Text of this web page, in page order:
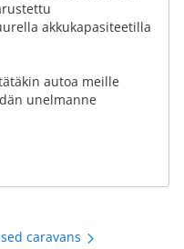
akkukapasiteetilla
autoa meille
unelmanne
caravans